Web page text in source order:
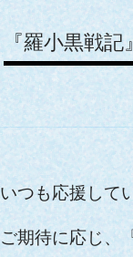
『羅小黒戦
いつも応援して
ご期待に応じ、